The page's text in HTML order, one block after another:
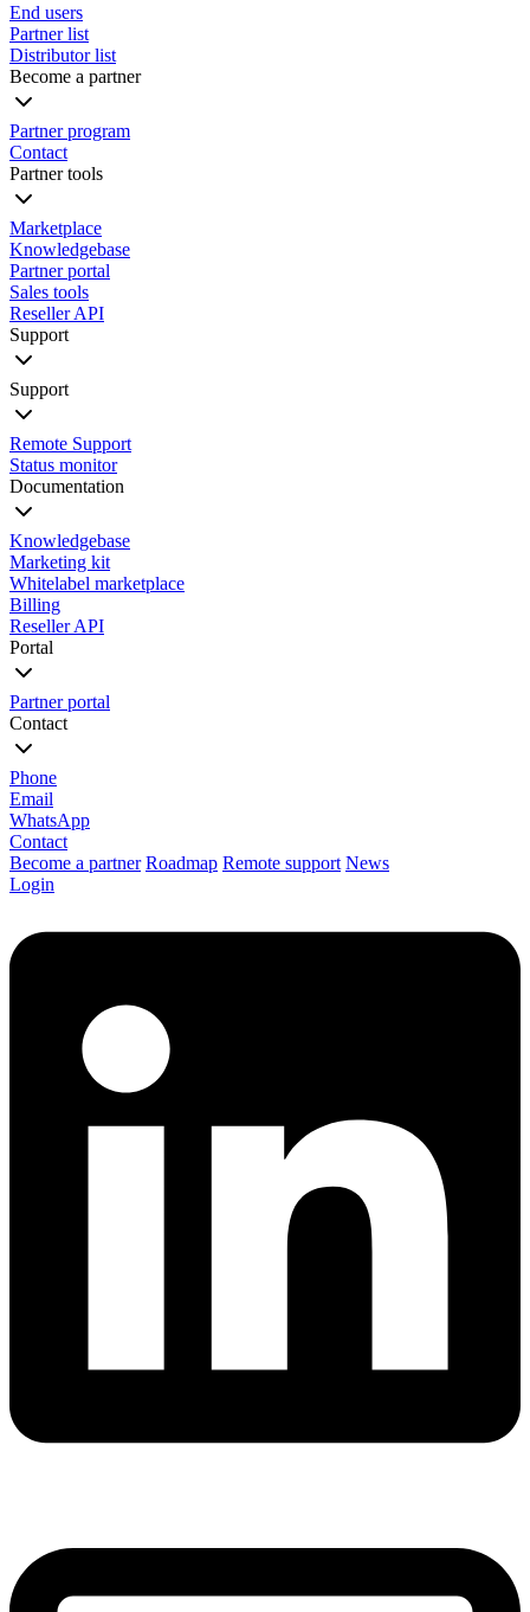
End users
Partner list
Distributor list
Become a partner
Partner program
Contact
Partner tools
Marketplace
Knowledgebase
Partner portal
Sales tools
Reseller API
Support
Support
Remote Support
Status monitor
Documentation
Knowledgebase
Marketing kit
Whitelabel marketplace
Billing
Reseller API
Portal
Partner portal
Contact
Phone
Email
WhatsApp
Contact
Become a partner Roadmap Remote support News
Login